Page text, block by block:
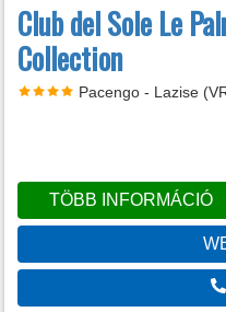
Club del Sole Le
Collection
Pacengo - Lazise
TÖBB INFORMÁCIÓ